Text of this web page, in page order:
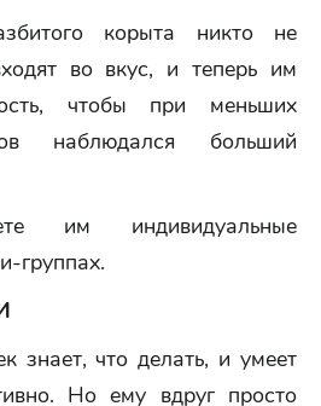
корыта никто не
во вкус, и теперь им
чтобы при меньших
наблюдался больший
им индивидуальные
группах.
знает, что делать, и умеет
Но ему вдруг просто